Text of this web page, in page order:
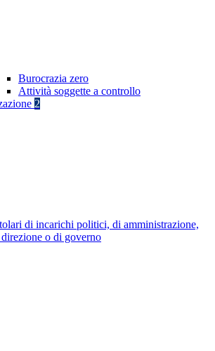
Burocrazia zero
Attività soggette a controllo
2
di incarichi politici, di amministrazione,
o di governo